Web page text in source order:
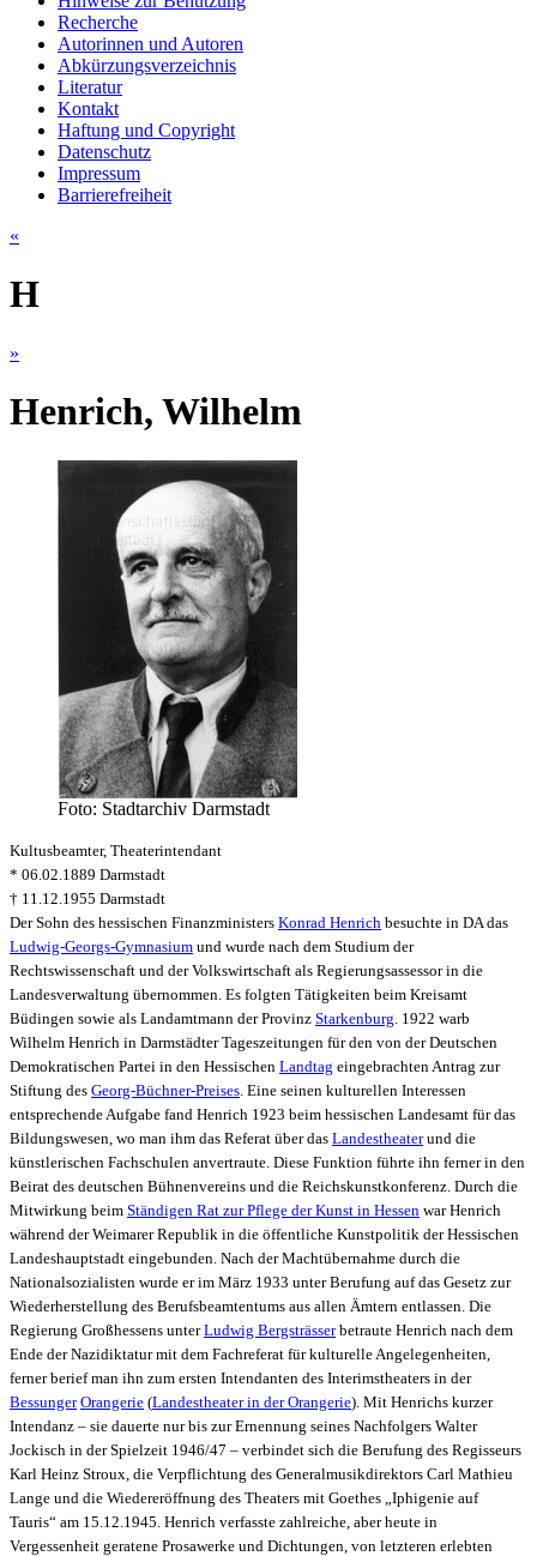
Recherche
Autorinnen und Autoren
Abkürzungsverzeichnis
Literatur
Kontakt
Haftung und Copyright
Datenschutz
Impressum
Barrierefreiheit
«
H
»
Henrich, Wilhelm
Foto: Stadtarchiv Darmstadt
Kultusbeamter, Theaterintendant
* 06.02.1889 Darmstadt
† 11.12.1955 Darmstadt
Der Sohn des hessischen Finanzministers Konrad Henrich besuchte in DA das
Ludwig-Georgs-Gymnasium und wurde nach dem Studium der
Rechtswissenschaft und der Volkswirtschaft als Regierungsassessor in die
Landesverwaltung übernommen. Es folgten Tätigkeiten beim Kreisamt
Büdingen sowie als Landamtmann der Provinz Starkenburg . 1922 warb
Wilhelm Henrich in Darmstädter Tageszeitungen für den von der Deutschen
Demokratischen Partei in den Hessischen Landtag eingebrachten Antrag zur
Stiftung des Georg-Büchner-Preises . Eine seinen kulturellen Interessen
entsprechende Aufgabe fand Henrich 1923 beim hessischen Landesamt für das
Bildungswesen, wo man ihm das Referat über das Landestheaterund die
künstlerischen Fachschulen anvertraute. Diese Funktion führte ihn ferner in den
Beirat des deutschen Bühnenvereins und die Reichskunstkonferenz. Durch die
Mitwirkung beim Ständigen Rat zur Pflege der Kunst in Hessen war Henrich
während der Weimarer Republik in die öffentliche Kunstpolitik der Hessischen
Landeshauptstadt eingebunden. Nach der Machtübernahme durch die
Nationalsozialisten wurde er im März 1933 unter Berufung auf das Gesetz zur
Wiederherstellung des Berufsbeamtentums aus allen Ämtern entlassen. Die
Regierung Großhessens unterLudwig Bergsträsserbetraute Henrich nach dem
Ende der Nazidiktatur mit dem Fachreferat für kulturelle Angelegenheiten,
ferner berief man ihn zum ersten Intendanten des Interimstheaters in der
Bessunger Orangerie (Landestheater in der Orangerie). Mit Henrichs kurzer
Intendanz – sie dauerte nur bis zur Ernennung seines Nachfolgers Walter
Jockisch in der Spielzeit 1946/47 – verbindet sich die Berufung des Regisseurs
Karl Heinz Stroux, die Verpflichtung des Generalmusikdirektors Carl Mathieu
Lange und die Wiedereröffnung des Theaters mit Goethes „Iphigenie auf
Tauris“ am 15.12.1945. Henrich verfasste zahlreiche, aber heute in
Vergessenheit geratene Prosawerke und Dichtungen, von letzteren erlebten